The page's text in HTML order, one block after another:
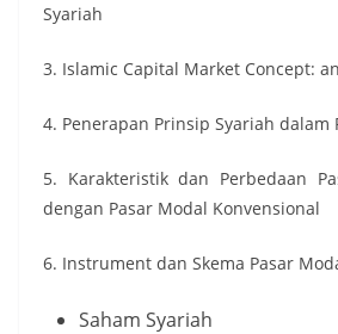
Syariah
3. Islamic Capital Market Concept:
4. Penerapan Prinsip Syariah dalam
5. Karakteristik dan Perbedaan
dengan Pasar Modal Konvensional
6. Instrument dan Skema Pasar
Saham Syariah